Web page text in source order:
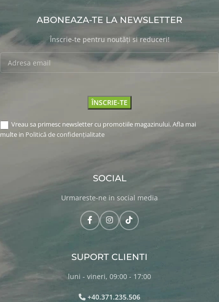
ABONEAZA-TE LA NEWSLETTER
Înscrie-te pentru noutăți si reduceri!
Vreau sa primesc newsletter cu promotiile magazinului. Afla mai
multe in Politică de confidențialitate
SOCIAL
Urmareste-ne in social media
SUPORT CLIENTI
luni - vineri, 09:00 - 17:00
+40.371.235.506